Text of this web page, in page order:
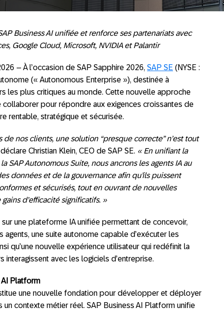
Business AI unifiée et renforce ses partenariats avec
Google Cloud, Microsoft, NVIDIA et Palantir
– À l’occasion de SAP Sapphire 2026, SAP SE (NYSE :
(« Autonomous Enterprise »), destinée à
les plus critiques au monde. Cette nouvelle approche
collaborer pour répondre aux exigences croissantes de
rentable, stratégique et sécurisée.
nos clients, une solution “presque correcte” n’est tout
déclare Christian Klein, CEO de SAP SE. « En unifiant la
SAP Autonomous Suite, nous ancrons les agents IA au
données et de la gouvernance afin qu’ils puissent
et sécurisés, tout en ouvrant de nouvelles
d’efficacité significatifs. »
sur une plateforme IA unifiée permettant de concevoir,
une suite autonome capable d’exécuter les
qu’une nouvelle expérience utilisateur qui redéfinit la
avec les logiciels d’entreprise.
AI Platform
une nouvelle fondation pour développer et déployer
un contexte métier réel. SAP Business AI Platform unifie